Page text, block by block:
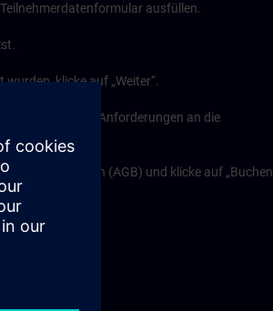
ausfüllen.
klicke auf „Weiter“.
spezielle Anforderungen an die
(AGB) und klicke auf „Buchen